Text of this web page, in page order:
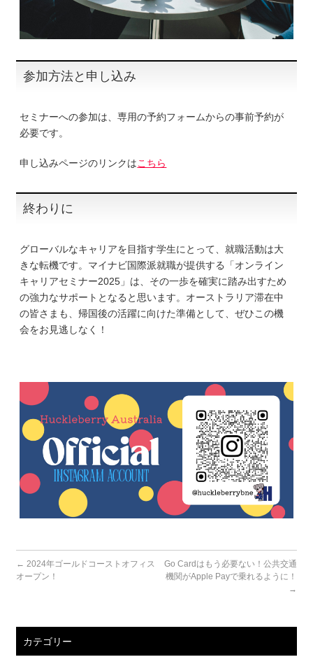
参加方法と申し込み
セミナーへの参加は、専用の予約フォームからの事前予約が
必要です。
申し込みページのリンクはこちら
終わりに
グローバルなキャリアを目指す学生にとって、就職活動は大
きな転機です。マイナビ国際派就職が提供する「オンライン
キャリアセミナー2025」は、その一歩を確実に踏み出すため
の強力なサポートとなると思います。オーストラリア滞在中
の皆さまも、帰国後の活躍に向けた準備として、ぜひこの機
会をお見逃しなく！
← 2024年ゴールドコーストオフィス
オープン！
Go Cardはもう必要ない！公共交通
機関がApple Payで乗れるように！
→
カテゴリー